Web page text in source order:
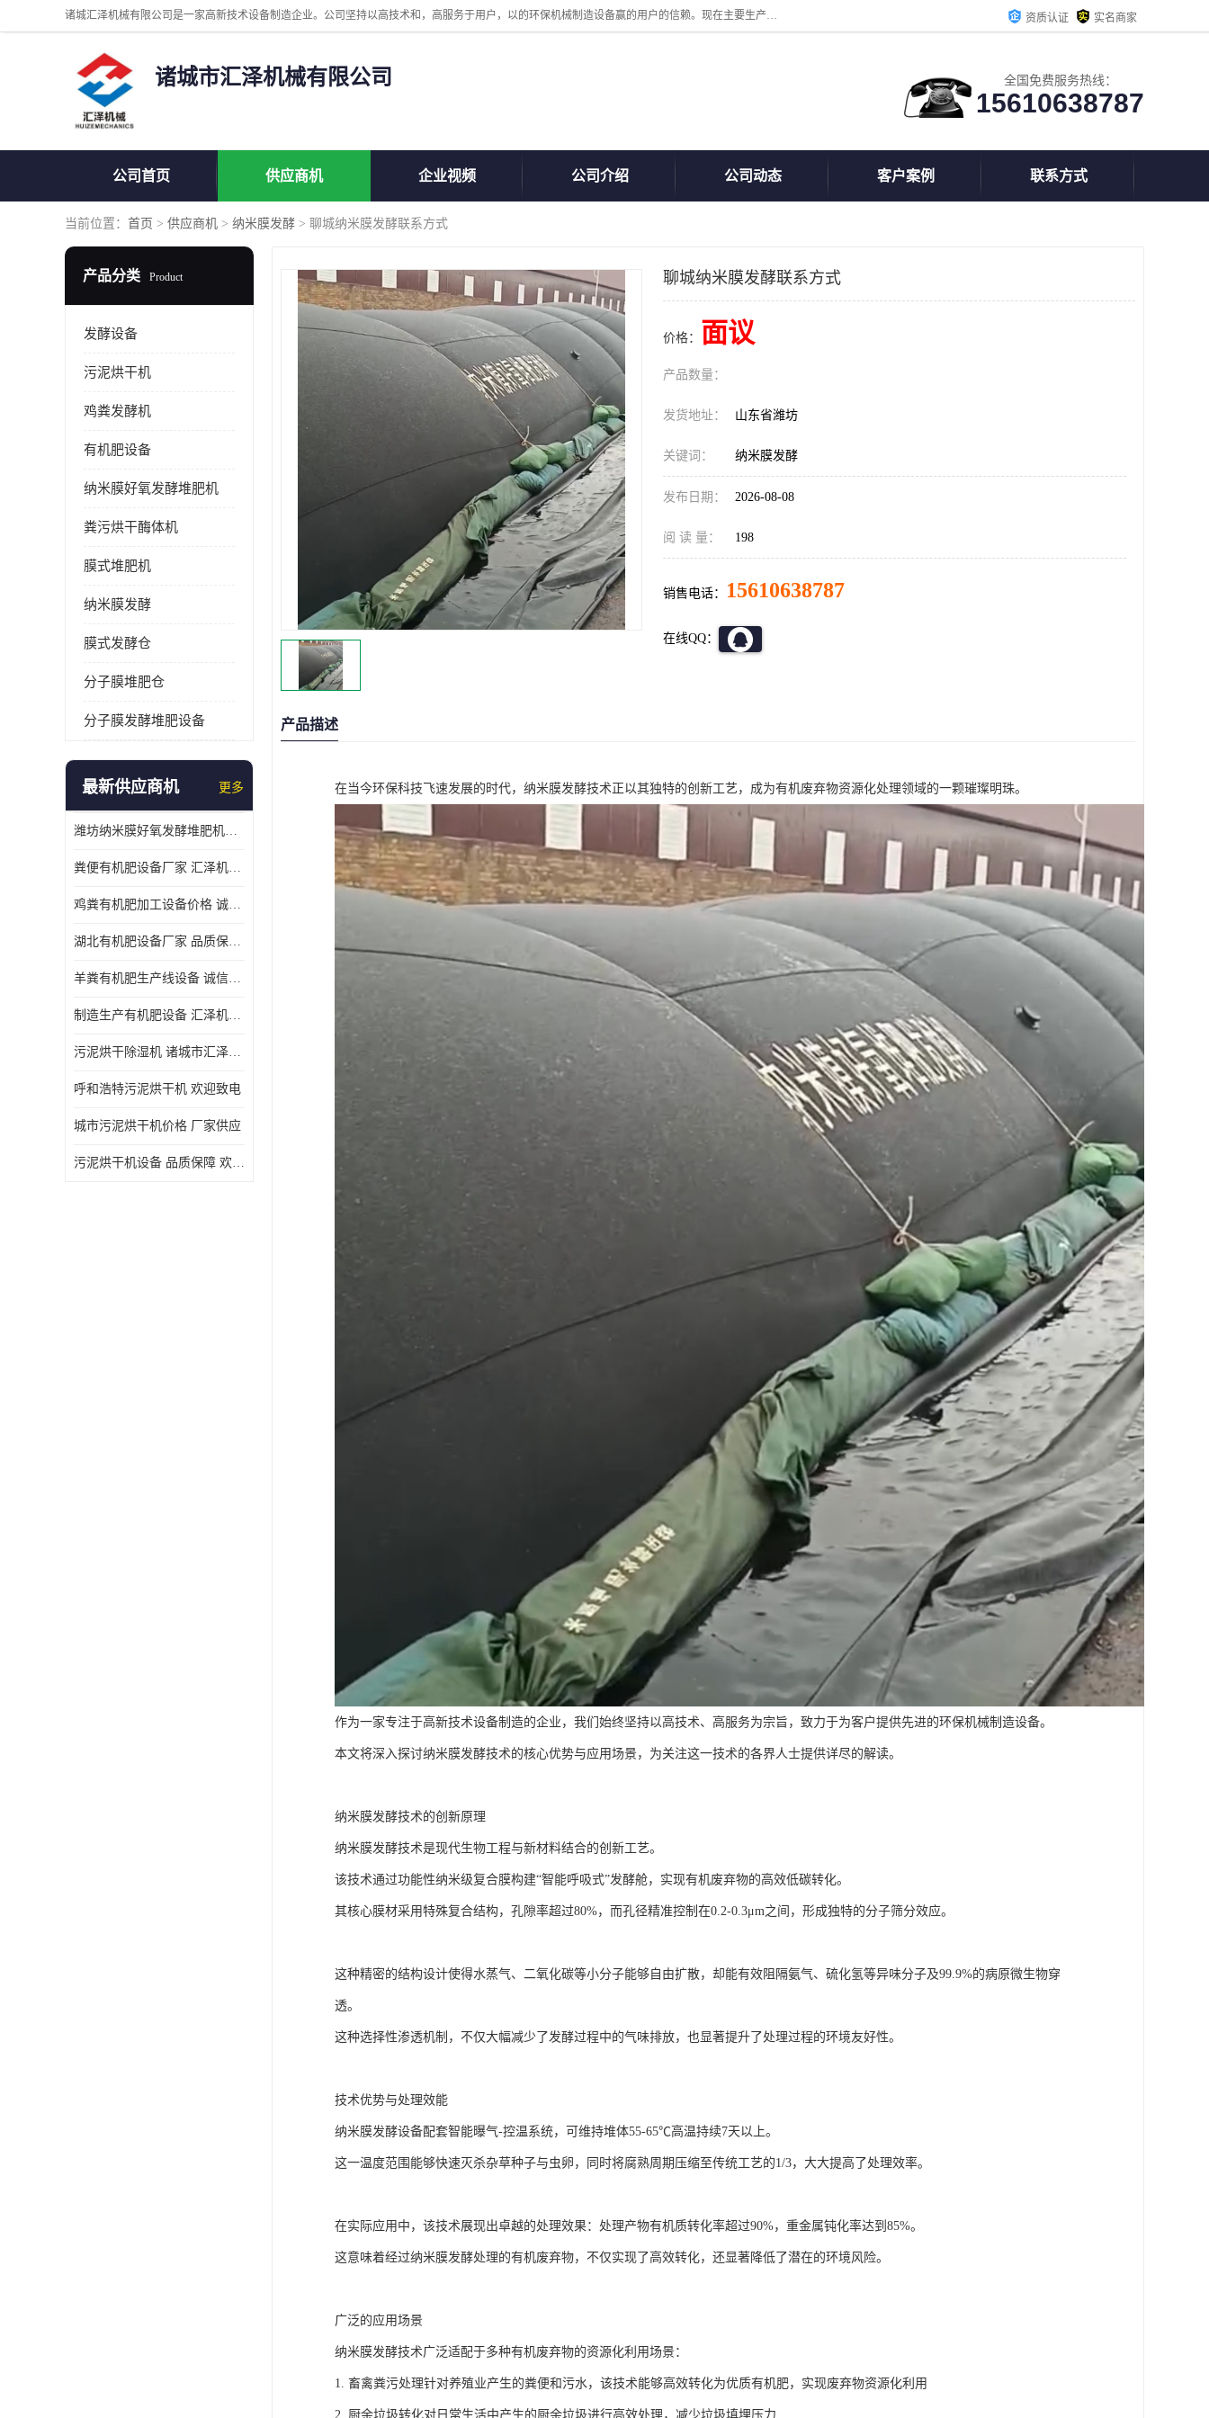
诸城汇泽机械有限公司是一家高新技术设备制造企业。公司坚持以高技术和，高服务于用户，以的环保机械制造设备赢的用户的信赖。现在主要生产死亡畜禽无害化处理和立式和卧式有机肥设备，搅拌机，烘干机，高温发酵机等。污水处理设备，固液分离机。气浮机，化制机等。公司秉承品质，用户至上，科技创新的经营理。 资质认证 实名商家
诸城市汇泽机械有限公司 全国免费服务热线：
15610638787
公司首页 供应商机 企业视频 公司介绍 公司动态 客户案例 联系方式
当前位置： 首页 > 供应商机 > 纳米膜发酵 > 聊城纳米膜发酵联系方式
产品分类 Product
发酵设备
污泥烘干机
鸡粪发酵机
有机肥设备
纳米膜好氧发酵堆肥机
粪污烘干酶体机
膜式堆肥机
纳米膜发酵
膜式发酵仓
分子膜堆肥仓
分子膜发酵堆肥设备
最新供应商机 更多
潍坊纳米膜好氧发酵堆肥机定制
粪便有机肥设备厂家 汇泽机械 免费报价
鸡粪有机肥加工设备价格 诚信卖家 致电了解
湖北有机肥设备厂家 品质保障 欢迎咨询
羊粪有机肥生产线设备 诚信卖家 致电了解
制造生产有机肥设备 汇泽机械 免费报价
污泥烘干除湿机 诸城市汇泽机械有限公司
呼和浩特污泥烘干机 欢迎致电
城市污泥烘干机价格 厂家供应
污泥烘干机设备 品质保障 欢迎咨询
聊城纳米膜发酵联系方式
价格： 面议
产品数量：
发货地址： 山东省潍坊
关键词： 纳米膜发酵
发布日期： 2026-08-08
阅 读 量： 198
销售电话： 15610638787
在线QQ：
产品描述
在当今环保科技飞速发展的时代，纳米膜发酵技术正以其独特的创新工艺，成为有机废弃物资源化处理领域的一颗璀璨明珠。
作为一家专注于高新技术设备制造的企业，我们始终坚持以高技术、高服务为宗旨，致力于为客户提供先进的环保机械制造设备。
本文将深入探讨纳米膜发酵技术的核心优势与应用场景，为关注这一技术的各界人士提供详尽的解读。
纳米膜发酵技术的创新原理
纳米膜发酵技术是现代生物工程与新材料结合的创新工艺。
该技术通过功能性纳米级复合膜构建“智能呼吸式”发酵舱，实现有机废弃物的高效低碳转化。
其核心膜材采用特殊复合结构，孔隙率超过80%，而孔径精准控制在0.2-0.3μm之间，形成独特的分子筛分效应。
这种精密的结构设计使得水蒸气、二氧化碳等小分子能够自由扩散，却能有效阻隔氨气、硫化氢等异味分子及99.9%的病原微生物穿
透。
这种选择性渗透机制，不仅大幅减少了发酵过程中的气味排放，也显著提升了处理过程的环境友好性。
技术优势与处理效能
纳米膜发酵设备配套智能曝气-控温系统，可维持堆体55-65℃高温持续7天以上。
这一温度范围能够快速灭杀杂草种子与虫卵，同时将腐熟周期压缩至传统工艺的1/3，大大提高了处理效率。
在实际应用中，该技术展现出卓越的处理效果：处理产物有机质转化率超过90%，重金属钝化率达到85%。
这意味着经过纳米膜发酵处理的有机废弃物，不仅实现了高效转化，还显著降低了潜在的环境风险。
广泛的应用场景
纳米膜发酵技术广泛适配于多种有机废弃物的资源化利用场景：
1. 畜禽粪污处理针对养殖业产生的粪便和污水，该技术能够高效转化为优质有机肥，实现废弃物资源化利用
2. 厨余垃圾转化对日常生活中产生的厨余垃圾进行高效处理，减少垃圾填埋压力